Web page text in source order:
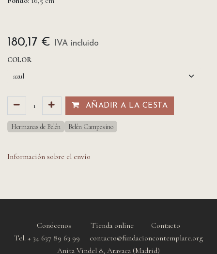
180,17 €
IVA incluido
COLOR
AÑADIR A LA CESTA​​
Hermanas de Belén Belén Campesino
Información sobre el envío
Conócenos Tienda online
Contacto
Tel. + 34 637 89 63 99 contacto@fundacioncontemplare.org
Anita Vindel 8, Aravaca (Madrid)